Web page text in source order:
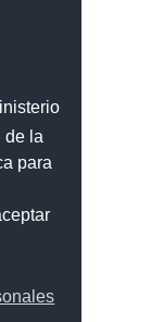
de la
para